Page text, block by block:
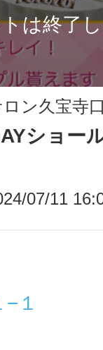
は終了
ン久宝寺
ショー
07/11
１
トに
を